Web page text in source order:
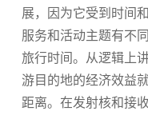
展，因为它受到时间
服务和活动主题有不
旅行时间。从逻辑上
游目的地的经济效益就
距离。在发射核和接